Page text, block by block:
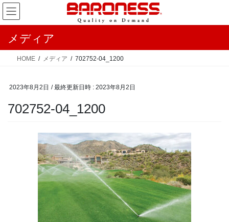
コ
ン
ナ
ビ
メディア
HOME メディア 702752-04_1200
2023年8月2日 / 最終更新日時 : 2023年8月2日
702752-04_1200